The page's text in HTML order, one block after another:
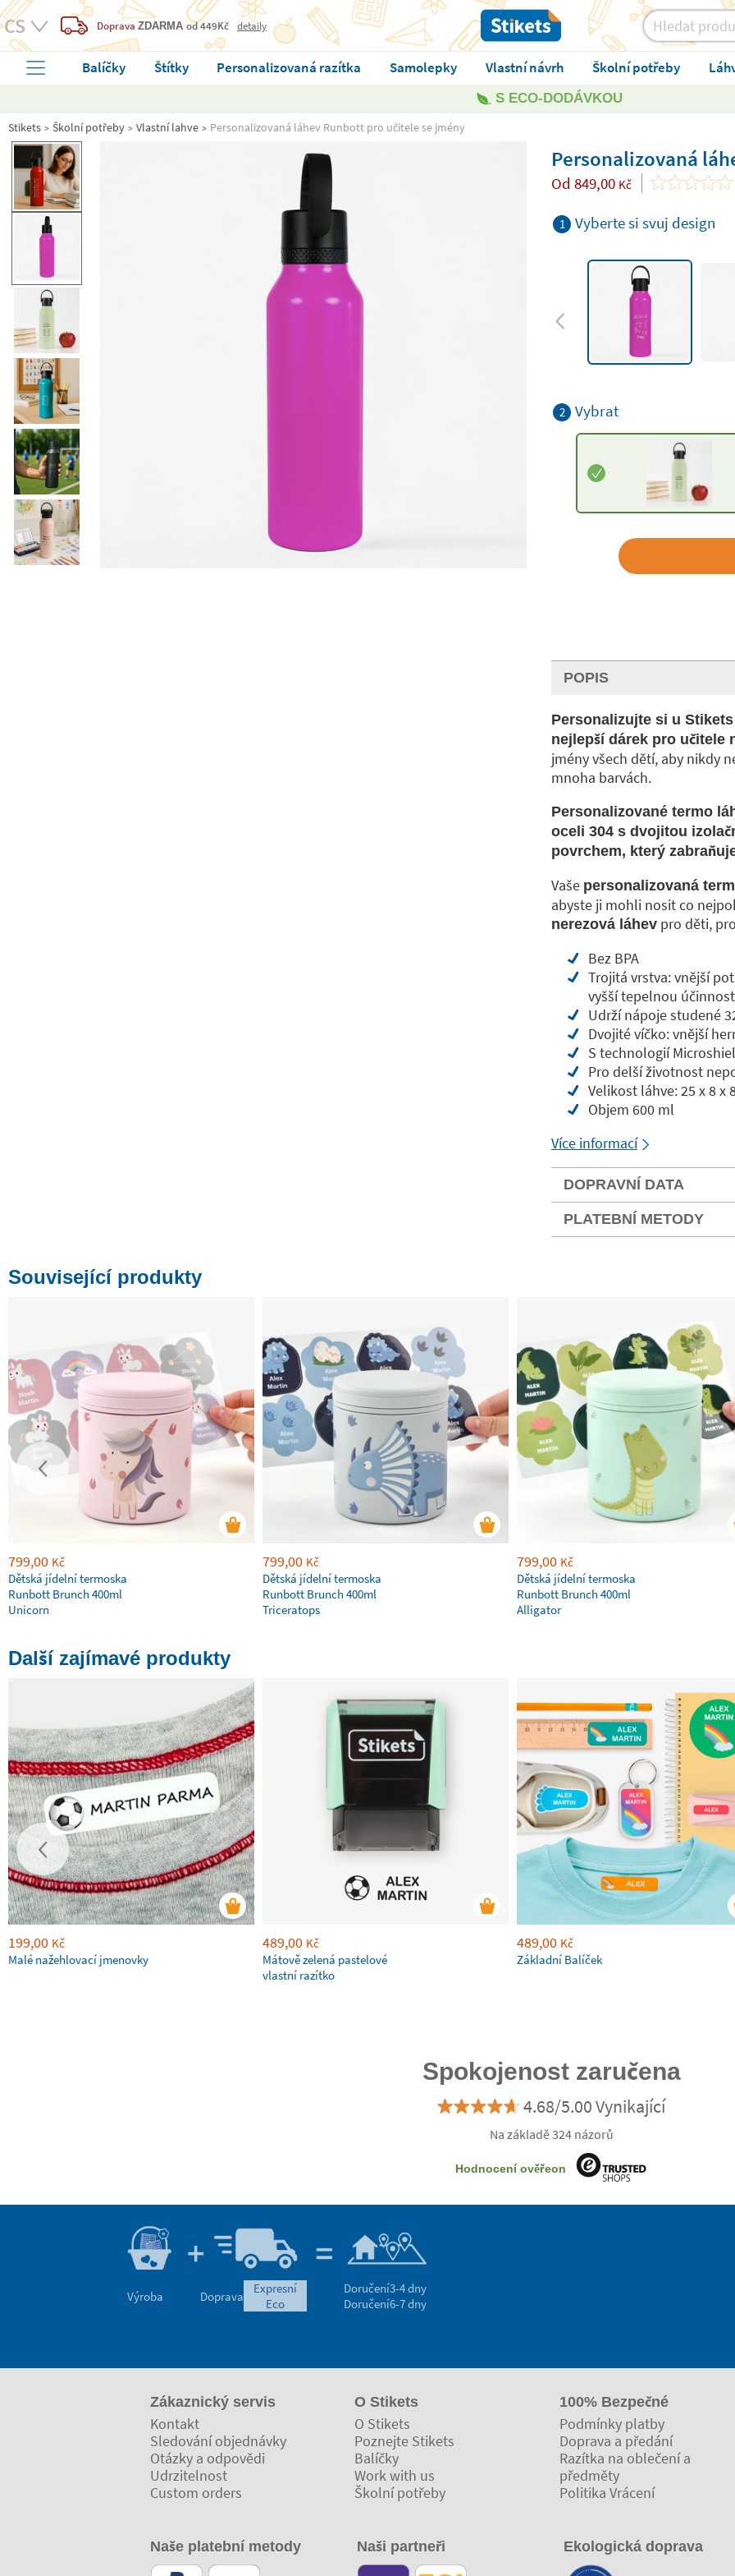
Doprava ZDARMA od 449Kč detaily
Balíčky Štítky Personalizovaná razítka Samolepky Vlastní návrh Školní potřeby
S ECO-DODÁVKOU
Stikets Školní potřeby Vlastní lahve Personalizovaná láhev Runbott pro učitele se jmény
Personalizovaná
Od 849,00 Kč
1 Vyberte si svuj design
2 Vybrat
POPIS
Personalizujte si u
nejlepší dárek pro učitele
jmény všech dětí, aby nikdy
mnoha barvách.
Personalizované termo
oceli 304 s dvojitou
povrchem, který
Vaše personalizovaná
abyste ji mohli nosit co
nerezová láhev pro děti,
Bez BPA
Trojitá vrstva: vnější
vyšší tepelnou
Udrží nápoje studené
Dvojité víčko: vnější
S technologií
Pro delší životnost
Velikost láhve: 25 x 8 x
Objem 600 ml
Více informací
DOPRAVNÍ DATA
PLATEBNÍ METODY
Související produkty
799,00 Kč
Dětská jídelní termoska
Runbott Brunch 400ml
Unicorn
799,00 Kč
Dětská jídelní termoska
Runbott Brunch 400ml
Triceratops
799,00 Kč
Dětská jídelní termoska
Runbott Brunch 400ml
Alligator
Další zajímavé produkty
199,00 Kč
Malé nažehlovací jmenovky
489,00 Kč
Mátově zelená pastelové
vlastní razítko
489,00 Kč
Základní Balíček
Spokojenost zaručena
4.68/5.00 Vynikající
Na základě 324 názorů
Hodnocení ověřeon
Výroba Doprava
expresní
eco
Doručení3-4 dny
Doručení6-7 dny
Zákaznický servis
Kontakt
Sledování objednávky
Otázky a odpovědi
Udrzitelnost
Custom orders
O Stikets
O Stikets
Poznejte Stikets
Balíčky
Work with us
Školní potřeby
100% Bezpečné
Podmínky platby
Doprava a předání
Razítka na oblečení a
předměty
Politika Vrácení
Naše platební metody Naši partneři Ekologická doprava